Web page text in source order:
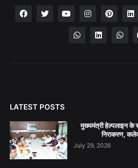
LATEST POSTS
मुख्यमंत्री हेल्पलाइन के
निराकरण,
July 29, 2026